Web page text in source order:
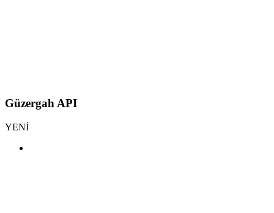
Güzergah API
YENİ